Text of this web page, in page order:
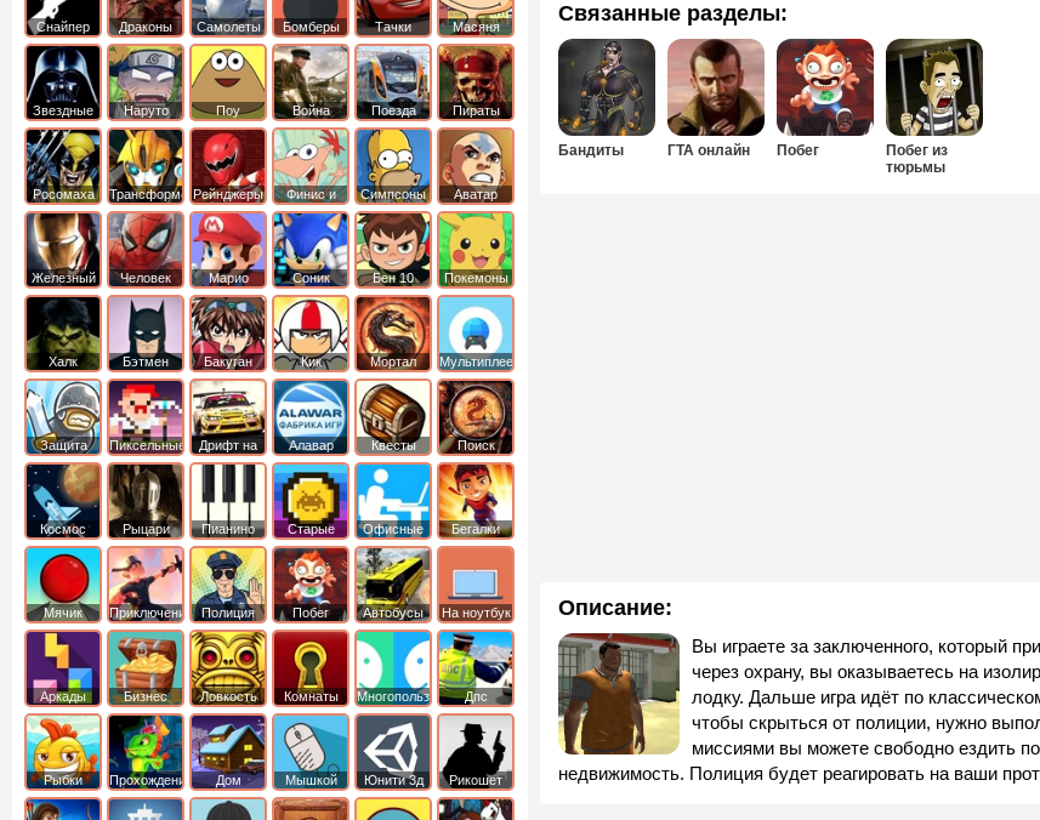
Связанные разделы:
Бандиты ГТА онлайн Побег
Побег из
тюрьмы
Описание:
Вы играете за заключенного, который
через охрану, вы оказываетесь на
лодку. Дальше игра идёт по
чтобы скрыться от полиции, нужно
миссиями вы можете свободно ездить
недвижимость. Полиция будет реагировать на ваши
Снайпер Драконы Самолеты Бомберы Тачки Масяня
Звездные
войны
Наруто Поу Война Поезда
Пираты
Карибского
Моря
Росомаха ТрансформерыРейнджеры
Самураи
Финис и
Ферб
Симпсоны
Аватар
легенда об
Аанге
Железный
человек
Человек
Паук
Марио Соник Бен 10 Покемоны
Халк Бэтмен Бакуган
Кик
Бутовский
Мортал
комбат
Мультиплеер
Защита
королевства
Пиксельные
Дрифт на
машинах
Алавар Квесты
Поиск
предметов
Космос Рыцари Пианино Старые Офисные Бегалки
Мячик Приключения Полиция Побег Автобусы На ноутбук
Аркады
Бизнес
симуляторы
Ловкость Комнаты Многопользовательские
Дпс
Рыбки Прохождение Дом Мышкой Юнити 3д Рикошет